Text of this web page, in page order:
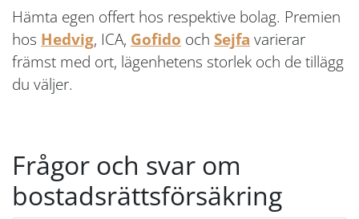
Hämta egen offert hos respektive bolag. Premien
hos Hedvig, ICA, Gofido och Sejfa varierar
främst med ort, lägenhetens storlek och de tillägg
du väljer.
Frågor och svar om
bostadsrättsförsäkring